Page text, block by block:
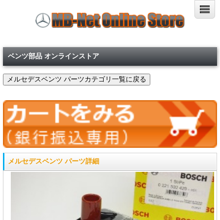
ベンツ部品 オンラインストア
メルセデスベンツ パーツ詳細